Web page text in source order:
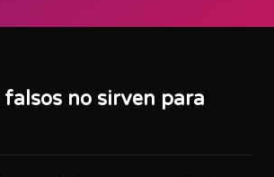
falsos no sirven para